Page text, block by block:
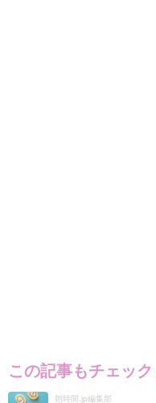
この記事もチェック
朝時間.jp編集部